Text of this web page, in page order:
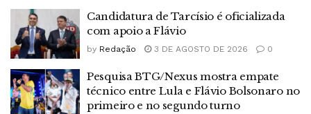
Candidatura de Tarcísio é oficializada
com apoio a Flávio
by Redação 3 DE AGOSTO DE 2026 0
Pesquisa BTG/Nexus mostra empate
técnico entre Lula e Flávio Bolsonaro no
primeiro e no segundo turno